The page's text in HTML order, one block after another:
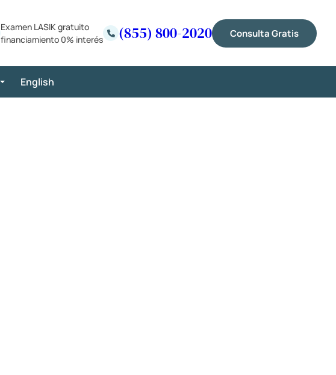
Examen LASIK gratuito
financiamiento 0% interés
(855) 800-2020 Consulta Gratis
English